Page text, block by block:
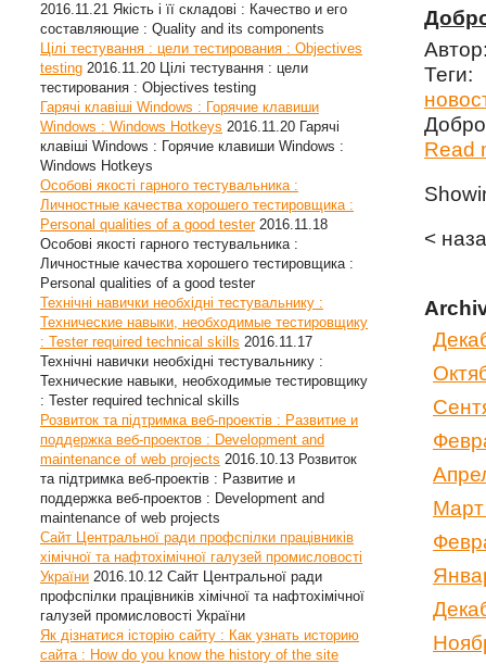
2016.11.21 Якість і її складові : Качество и его
составляющие : Quality and its components
Цілі тестування : цели тестирования : Objectives
testing 2016.11.20 Цілі тестування : цели
тестирования : Objectives testing
Гарячі клавіші Windows : Горячие клавиши
Windows : Windows Hotkeys 2016.11.20 Гарячі
клавіші Windows : Горячие клавиши Windows :
Windows Hotkeys
Особові якості гарного тестувальника :
Личностные качества хорошего тестировщика :
Personal qualities of a good tester 2016.11.18
Особові якості гарного тестувальника :
Личностные качества хорошего тестировщика :
Personal qualities of a good tester
Технічні навички необхідні тестувальнику :
Технические навыки, необходимые тестировщику
: Tester required technical skills 2016.11.17
Технічні навички необхідні тестувальнику :
Технические навыки, необходимые тестировщику
: Tester required technical skills
Розвиток та підтримка веб-проектів : Развитие и
поддержка веб-проектов : Development and
maintenance of web projects 2016.10.13 Розвиток
та підтримка веб-проектів : Развитие и
поддержка веб-проектов : Development and
maintenance of web projects
Сайт Центральної ради профспілки працівників
хімічної та нафтохімічної галузей промисловості
України 2016.10.12 Сайт Центральної ради
профспілки працівників хімічної та нафтохімічної
галузей промисловості України
Як дізнатися історію сайту : Как узнать историю
сайта : How do you know the history of the site
Теги:
Read
<